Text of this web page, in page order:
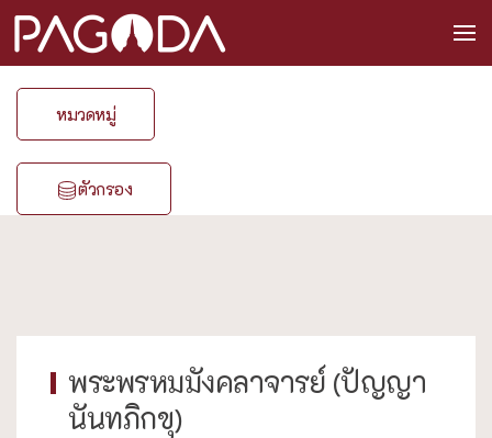
หมวดหมู่
ตัวกรอง
พระพรหมมังคลาจารย์ (ปัญญา
นันทภิกขุ)